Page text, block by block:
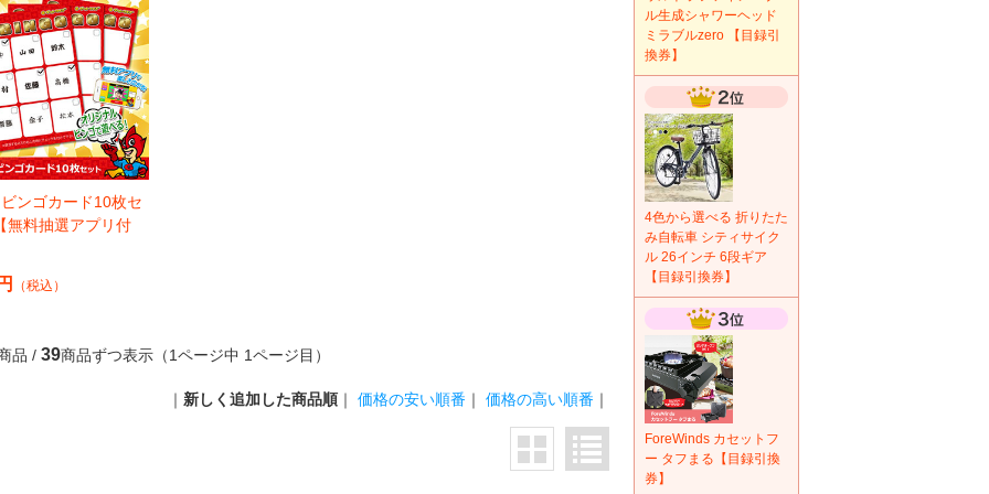
ンゴカード10枚セ
無料抽選アプリ付
（税込）
品 / 39商品ずつ表示（1ページ中 1ページ目）
｜ 新しく追加した商品順 ｜ 価格の安い順番 ｜ 価格の高い順番 ｜
ル生成シャワーヘッド
ミラブルzero 【目録引
換券】
4色から選べる 折りたた
み自転車 シティサイク
ル 26インチ 6段ギア
【目録引換券】
ForeWinds カセットフ
ー タフまる【目録引換
券】